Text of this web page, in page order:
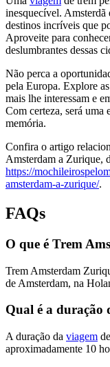
inesquecível. Amsterdã
destinos incríveis que
Aproveite para
deslumbrantes dessas
Não perca a
pela Europa. Explore
mais lhe interessam e
Com certeza, será uma
memória.
Confira o artigo
Amsterdam a Zurique,
https://
amsterdam-a-zurique/.
FAQs
O que é Trem
Trem Amsterdam
de Amsterdam, na
Qual é a duração
A duração da viagem
aproximadamente 10